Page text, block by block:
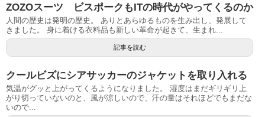
ZOZOスーツ ビスポークもITの時代がやってくるのか
人間の歴史は発明の歴史。 ありとあらゆるものを生み出し、発展して
きました。 身に着ける衣料品も新しい革命が起きて、生まれ...
記事を読む
クールビズにシアサッカーのジャケットを取り入れる
気温がグッと上がってくるようになりました。 湿度はまだギリギリ上
がり切っていないのと、風が涼しいので、汗の量はそれほどでもまだな
いので...